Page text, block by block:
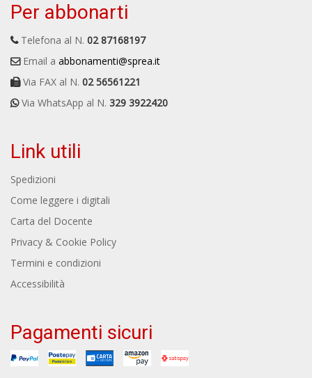
Per abbonarti
Telefona al N. 02 87168197
Email a abbonamenti@sprea.it
Via FAX al N. 02 56561221
Via WhatsApp al N. 329 3922420
Link utili
Spedizioni
Come leggere i digitali
Carta del Docente
Privacy & Cookie Policy
Termini e condizioni
Accessibilità
Pagamenti sicuri